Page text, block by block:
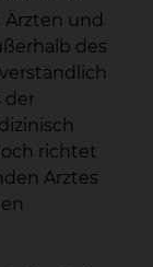
und
des
der
richtet
Arztes